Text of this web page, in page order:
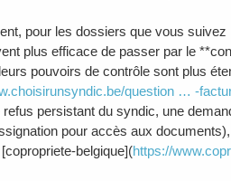
pour les dossiers que vous
plus efficace de passer par le
pouvoirs de contrôle sont plus
question … -
persistant du syndic, une
pour accès aux
[copropriete-belgique](https://